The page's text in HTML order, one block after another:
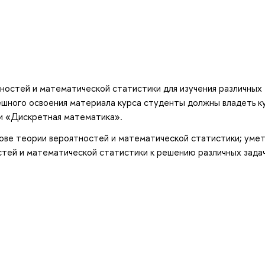
и математической статистики для изучения различных
освоения материала курса студенты должны владеть
«Дискретная математика».
теории вероятностей и математической статистики;
и математической статистики к решению различных